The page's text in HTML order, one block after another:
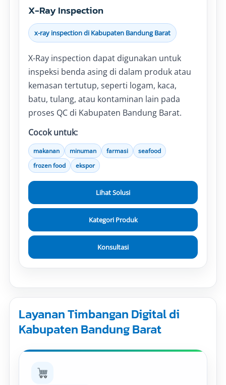
X-Ray Inspection
x-ray inspection di Kabupaten Bandung Barat
X-Ray inspection dapat digunakan untuk
inspeksi benda asing di dalam produk atau
kemasan tertutup, seperti logam, kaca,
batu, tulang, atau kontaminan lain pada
proses QC di Kabupaten Bandung Barat.
Cocok untuk:
makanan minuman farmasi
seafood
frozen food
ekspor
Lihat Solusi
Kategori Produk
Konsultasi
Layanan Timbangan Digital di
Kabupaten Bandung Barat